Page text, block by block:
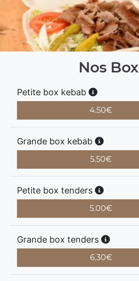
Nos Box
Petite box kebab
4.50€
Grande box kebab
5.50€
Petite box tenders
5.00€
Grande box tenders
6.30€